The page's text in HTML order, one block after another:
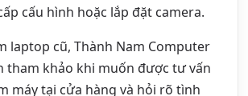
cấu hình hoặc lắp đặt camera.
laptop cũ, Thành Nam Computer
tham khảo khi muốn được tư vấn
máy tại cửa hàng và hỏi rõ tình